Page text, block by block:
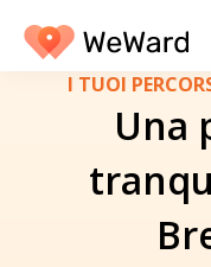
I TUOI
Una